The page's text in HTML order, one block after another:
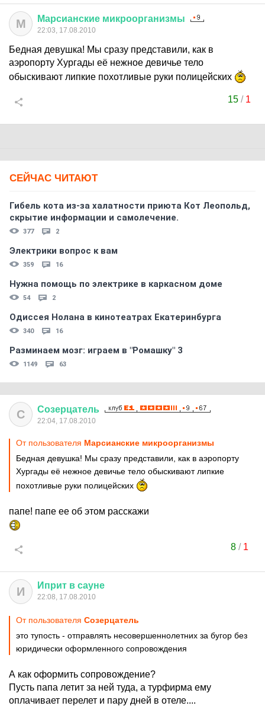
М Марсианские микроорганизмы
22:03, 17.08.2010
Бедная девушка! Мы сразу представили, как в
аэропорту Хургады её нежное девичье тело
обыскивают липкие похотливые руки полицейских
15 / 1
СЕЙЧАС ЧИТАЮТ
Гибель кота из-за халатности приюта Кот Леопольд,
скрытиe информации и самолечение.
377 2
Электрики вопрос к вам
359 16
Нужна помощь по электрике в каркасном доме
54 2
Одиссея Нолана в кинотеатрах Екатеринбурга
340 16
Разминаем мозг: играем в "Ромашку" 3
1149 63
С Созерцатель
22:04, 17.08.2010
От пользователя Марсианские микроорганизмы
Бедная девушка! Мы сразу представили, как в аэропорту
Хургады её нежное девичье тело обыскивают липкие
похотливые руки полицейских
папе! папе ее об этом расскажи
8/ 1
И Иприт в сауне
22:08, 17.08.2010
От пользователя Созерцатель
это тупость - отправлять несовершеннолетних за бугор без
юридически оформленного сопровождения
А как оформить сопровождение?
Пусть папа летит за ней туда, а турфирма ему
оплачивает перелет и пару дней в отеле....